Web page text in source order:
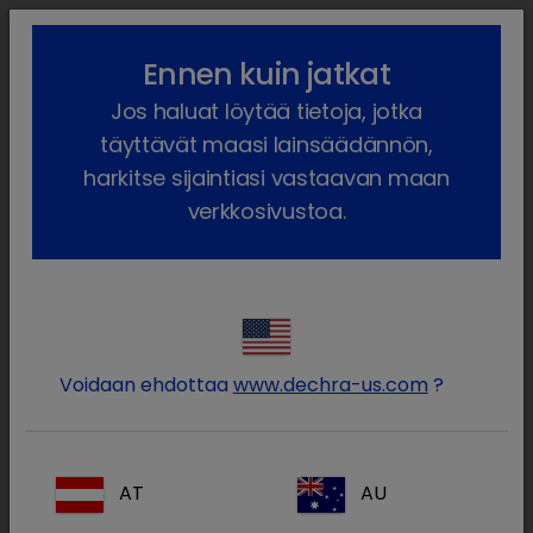
lock_outline search menu
Reseptilääkkeet
Kissa Reseptilääke Lodisure
Ennen kuin jatkat
Jos haluat löytää tietoja, jotka
täyttävät maasi lainsäädännön,
harkitse sijaintiasi vastaavan maan
verkkosivustoa.
Voidaan ehdottaa www.dechra-us.com ?
AT AU